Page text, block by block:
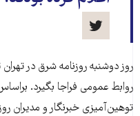
روز دوشنبه روزنامه شرق در
روابط عمومی فراجا بگیرد.
توهین‌آمیزی خبرنگار و مدیران